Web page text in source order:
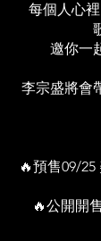
每個人心
邀你一
李宗盛將會
🔥預售09/25
🔥公開開